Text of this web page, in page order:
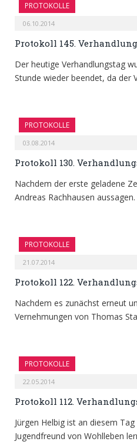
PROTOKOLLE
06.10.2014
Protokoll 145.
Der heutige Verhandlungstag
Stunde wieder beendet, da der
PROTOKOLLE
03.08.2014
Protokoll 130.
Nachdem der erste geladene
Andreas Rachhausen
PROTOKOLLE
21.07.2014
Protokoll 122.
Nachdem es zunächst erneut
Vernehmungen von Thomas
PROTOKOLLE
22.05.2014
Protokoll 112.
Jürgen Helbig ist an diesem
Jugendfreund von Wohlleben